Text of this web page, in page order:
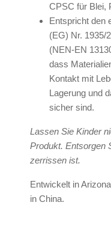
CPSC für Blei,
Entspricht den
(EG) Nr. 1935/
(NEN-EN
dass
Kontakt mit
Lagerung und
sicher sind.
Lassen Sie Kinder
Produkt. Entsorgen
zerrissen ist.
Entwickelt in
in China.